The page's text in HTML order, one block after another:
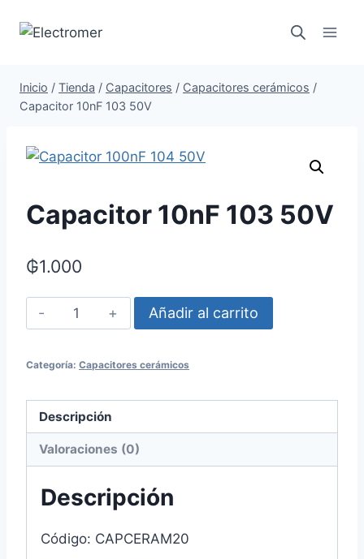
Inicio / Tienda / Capacitores / Capacitores cerámicos /
Capacitor 10nF 103 50V
Capacitor 10nF 103 50V
₲1.000
Capacitor
10nF
50V
Añadir al carrito
Categoría: Capacitores cerámicos
Descripción
Valoraciones (0)
Descripción
Código: CAPCERAM20